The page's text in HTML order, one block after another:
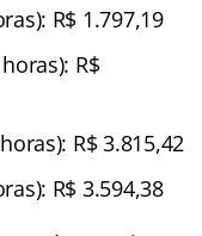
R$ 1.797,19
R$
R$ 3.815,42
R$ 3.594,38